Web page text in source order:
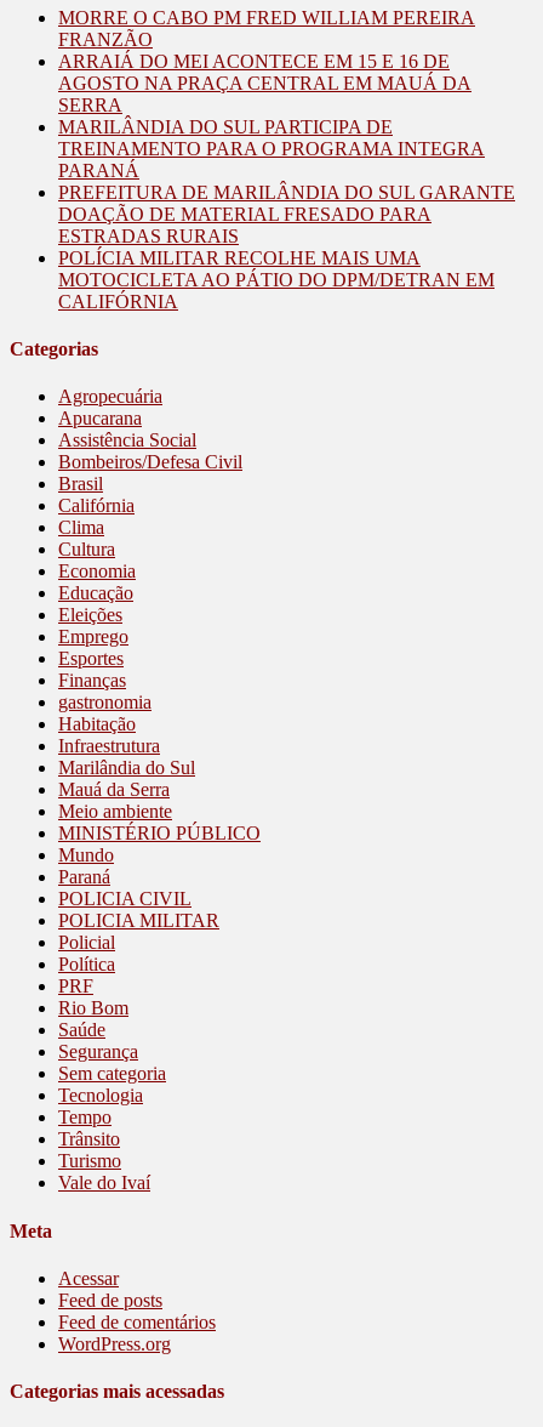
MORRE O CABO PM FRED WILLIAM PEREIRA
FRANZÃO
ARRAIÁ DO MEI ACONTECE EM 15 E 16 DE
AGOSTO NA PRAÇA CENTRAL EM MAUÁ DA
SERRA
MARILÂNDIA DO SUL PARTICIPA DE
TREINAMENTO PARA O PROGRAMA INTEGRA
PARANÁ
PREFEITURA DE MARILÂNDIA DO SUL GARANTE
DOAÇÃO DE MATERIAL FRESADO PARA
ESTRADAS RURAIS
POLÍCIA MILITAR RECOLHE MAIS UMA
MOTOCICLETA AO PÁTIO DO DPM/DETRAN EM
CALIFÓRNIA
Categorias
Agropecuária
Apucarana
Assistência Social
Bombeiros/Defesa Civil
Brasil
Califórnia
Clima
Cultura
Economia
Educação
Eleições
Emprego
Esportes
Finanças
gastronomia
Habitação
Infraestrutura
Marilândia do Sul
Mauá da Serra
Meio ambiente
MINISTÉRIO PÚBLICO
Mundo
Paraná
POLICIA CIVIL
POLICIA MILITAR
Policial
Política
PRF
Rio Bom
Saúde
Segurança
Sem categoria
Tecnologia
Tempo
Trânsito
Turismo
Vale do Ivaí
Meta
Acessar
Feed de posts
Feed de comentários
WordPress.org
Categorias mais acessadas